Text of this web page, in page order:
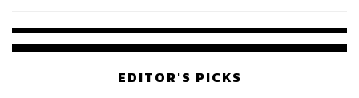
EDITOR'S PICKS